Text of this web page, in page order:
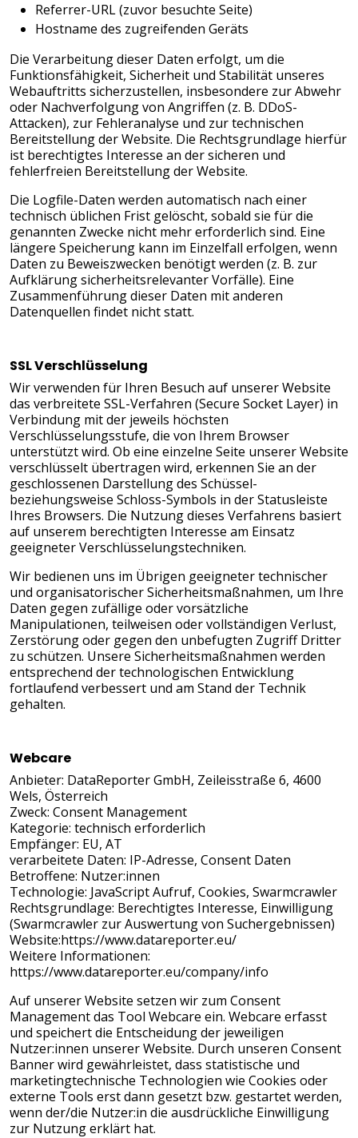
Referrer-URL (zuvor besuchte Seite)
Hostname des zugreifenden Geräts
Die Verarbeitung dieser Daten erfolgt, um die
Funktionsfähigkeit, Sicherheit und Stabilität unseres
Webauftritts sicherzustellen, insbesondere zur Abwehr
oder Nachverfolgung von Angriffen (z. B. DDoS-
Attacken), zur Fehleranalyse und zur technischen
Bereitstellung der Website. Die Rechtsgrundlage hierfür
ist berechtigtes Interesse an der sicheren und
fehlerfreien Bereitstellung der Website.
Die Logfile-Daten werden automatisch nach einer
technisch üblichen Frist gelöscht, sobald sie für die
genannten Zwecke nicht mehr erforderlich sind. Eine
längere Speicherung kann im Einzelfall erfolgen, wenn
Daten zu Beweiszwecken benötigt werden (z. B. zur
Aufklärung sicherheitsrelevanter Vorfälle). Eine
Zusammenführung dieser Daten mit anderen
Datenquellen findet nicht statt.
SSL Verschlüsselung
Wir verwenden für Ihren Besuch auf unserer Website
das verbreitete SSL-Verfahren (Secure Socket Layer) in
Verbindung mit der jeweils höchsten
Verschlüsselungsstufe, die von Ihrem Browser
unterstützt wird. Ob eine einzelne Seite unserer Website
verschlüsselt übertragen wird, erkennen Sie an der
geschlossenen Darstellung des Schüssel-
beziehungsweise Schloss-Symbols in der Statusleiste
Ihres Browsers. Die Nutzung dieses Verfahrens basiert
auf unserem berechtigten Interesse am Einsatz
geeigneter Verschlüsselungstechniken.
Wir bedienen uns im Übrigen geeigneter technischer
und organisatorischer Sicherheitsmaßnahmen, um Ihre
Daten gegen zufällige oder vorsätzliche
Manipulationen, teilweisen oder vollständigen Verlust,
Zerstörung oder gegen den unbefugten Zugriff Dritter
zu schützen. Unsere Sicherheitsmaßnahmen werden
entsprechend der technologischen Entwicklung
fortlaufend verbessert und am Stand der Technik
gehalten.
Webcare
Anbieter: DataReporter GmbH, Zeileisstraße 6, 4600
Wels, Österreich
Zweck: Consent Management
Kategorie: technisch erforderlich
Empfänger: EU, AT
verarbeitete Daten: IP-Adresse, Consent Daten
Betroffene: Nutzer:innen
Technologie: JavaScript Aufruf, Cookies, Swarmcrawler
Rechtsgrundlage: Berechtigtes Interesse, Einwilligung
(Swarmcrawler zur Auswertung von Suchergebnissen)
Website:https://www.datareporter.eu/
Weitere Informationen:
https://www.datareporter.eu/company/info
Auf unserer Website setzen wir zum Consent
Management das Tool Webcare ein. Webcare erfasst
und speichert die Entscheidung der jeweiligen
Nutzer:innen unserer Website. Durch unseren Consent
Banner wird gewährleistet, dass statistische und
marketingtechnische Technologien wie Cookies oder
externe Tools erst dann gesetzt bzw. gestartet werden,
wenn der/die Nutzer:in die ausdrückliche Einwilligung
zur Nutzung erklärt hat.